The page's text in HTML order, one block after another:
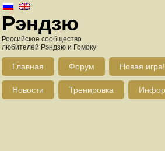
Рэндзю
Российское сообщество
любителей Рэндзю и Гомоку
Главная Форум Новая игра!
Новости Тренировка